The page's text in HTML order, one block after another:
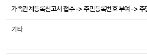
가족관계등록신고서 접수 -> 주민등록번호 부여 -> 주
기타